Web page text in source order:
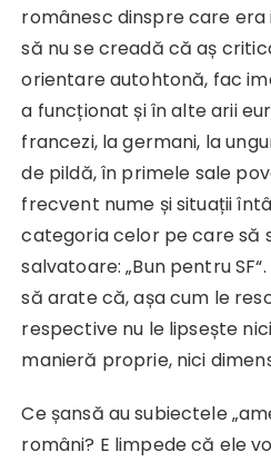
românesc dinspre care
să nu se creadă că aș
orientare autohtonă, fac
a funcționat și în alte arii
francezi, la germani, la
de pildă, în primele sale
frecvent nume și situații
categoria celor pe care să
salvatoare: „Bun pentru
să arate că, așa cum le
respective nu le lipsește
manieră proprie, nici
Ce șansă au subiectele
români? E limpede că ele